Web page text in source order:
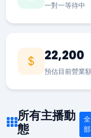
一對一等待中
22,200
預估目前營業
所有主播動
態
全
部